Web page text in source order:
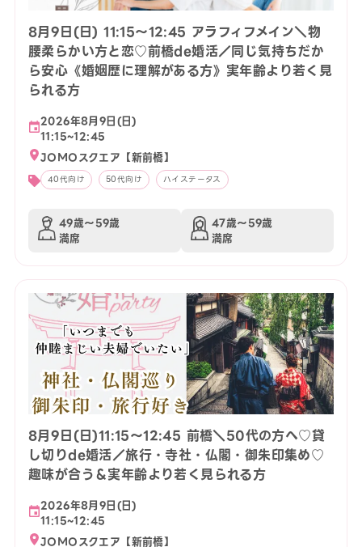
8月9日(日) 11:15〜12:45 アラフィフメイン＼物
腰柔らかい方と恋♡前橋de婚活／同じ気持ちだか
ら安心《婚姻歴に理解がある方》実年齢より若く見
られる方
2026年8月9日(日)
11:15~12:45
JOMOスクエア【新前橋】
40代向け 50代向け ハイステータス
49歳〜59歳
満席
47歳〜59歳
満席
8月9日(日)11:15〜12:45 前橋＼50代の方へ♡貸
し切りde婚活／旅行・寺社・仏閣・御朱印集め♡
趣味が合う＆実年齢より若く見られる方
2026年8月9日(日)
11:15~12:45
JOMOスクエア【新前橋】